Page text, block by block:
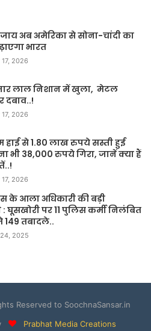
अब अमेरिका से सोना-चांदी का
भारत
17, 2026
लाल निशान में खुला, मेटल
दबाव..!
17, 2026
से 1.80 लाख रुपये सस्ती हुई
भी 38,000 रुपये गिरा, जानें क्या हैं
17, 2026
के आला अधिकारी की बड़ी
: घूसखोरी पर 11 पुलिस कर्मी निलंबित
149 तबादले..
2025
Reserved to SoochnaSansar.in
Prabhat Media Creations